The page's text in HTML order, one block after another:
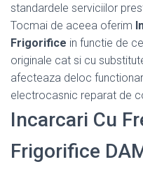
standardele serviciilor
Tocmai de aceea oferim
Frigorifice in functie de
originale cat si cu
afecteaza deloc
electrocasnic reparat de
Incarcari Cu
Frigorifice